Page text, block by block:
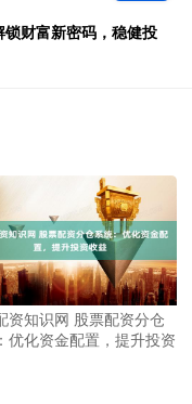
财富新密码，稳健投
资知识网 股票配资分仓
优化资金配置，提升投资